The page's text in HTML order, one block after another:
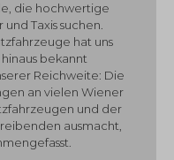
die hochwertige
Taxis suchen.
hat uns
bekannt
Reichweite: Die
an vielen Wiener
und der
ausmacht,